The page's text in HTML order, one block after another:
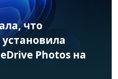
что
Photos на